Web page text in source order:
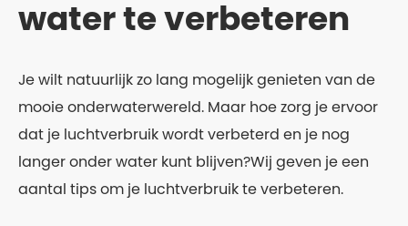
water te verbeteren
Je wilt natuurlijk zo lang mogelijk genieten van de
mooie onderwaterwereld. Maar hoe zorg je ervoor
dat je luchtverbruik wordt verbeterd en je nog
langer onder water kunt blijven?Wij geven je een
aantal tips om je luchtverbruik te verbeteren.